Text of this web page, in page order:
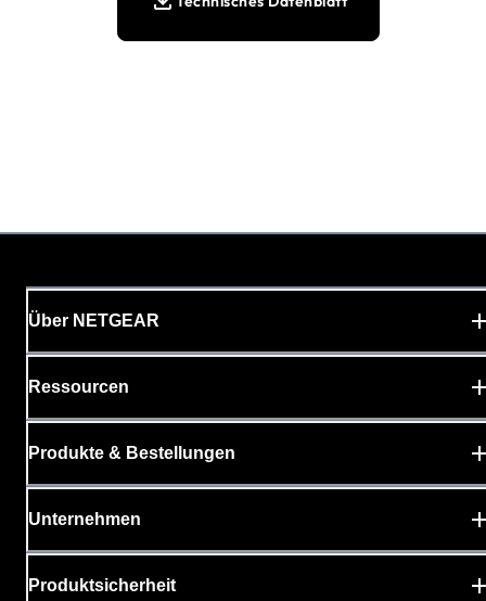
Über NETGEAR
Ressourcen
Produkte & Bestellungen
Unternehmen
Produktsicherheit